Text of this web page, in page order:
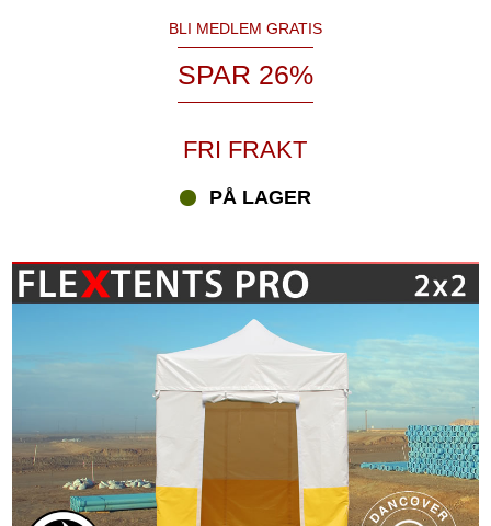
BLI MEDLEM GRATIS
SPAR 26%
FRI FRAKT
PÅ LAGER